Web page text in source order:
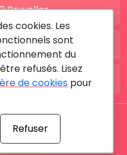
Bruxelles
2026 RDV MÉDICAL By
cookies. Les
sont
du
refusés. Lisez
de cookies pour
Refuser